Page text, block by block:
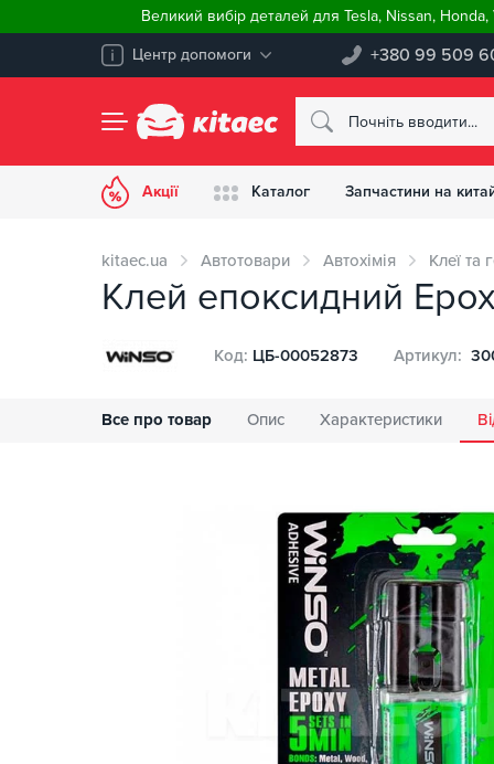
Великий вибір деталей для Tesla, Nissan, Honda,
Центр допомоги +380 99 509
Акції Каталог Запчастини на
kitaec.ua Автотовари Автохімія Клеї та
Клей епоксидний
Все про товар Опис Характеристики
Код: ЦБ-00052873 Артикул: